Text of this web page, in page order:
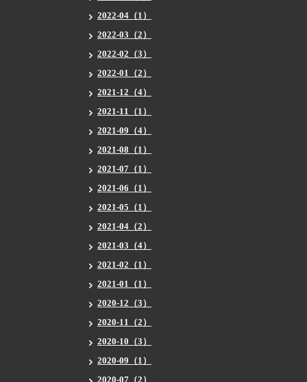
2022-04（1）
2022-03（2）
2022-02（3）
2022-01（2）
2021-12（4）
2021-11（1）
2021-09（4）
2021-08（1）
2021-07（1）
2021-06（1）
2021-05（1）
2021-04（2）
2021-03（4）
2021-02（1）
2021-01（1）
2020-12（3）
2020-11（2）
2020-10（3）
2020-09（1）
2020-07（2）